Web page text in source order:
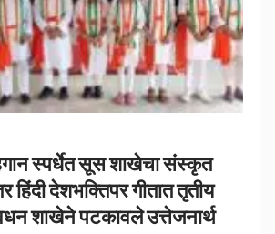
स्पर्धेत सूस शाखेचा संस्कृत
हिंदी देशभक्तिपर गीतात तृतीय
शाखेने पटकावले उत्तेजनार्थ